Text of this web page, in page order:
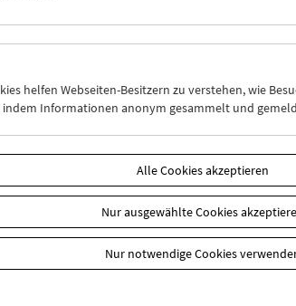
Ihre Mitgliedschaft und Ihren Zehnerblock
online nur reserviert werden. Die
finden Siehier.
helfen Webseiten-Besitzern zu verstehen, wie
indem Informationen anonym gesammelt und
Alle Cookies akzeptieren
Nur ausgewählte Cookies
Nur notwendige Cookies